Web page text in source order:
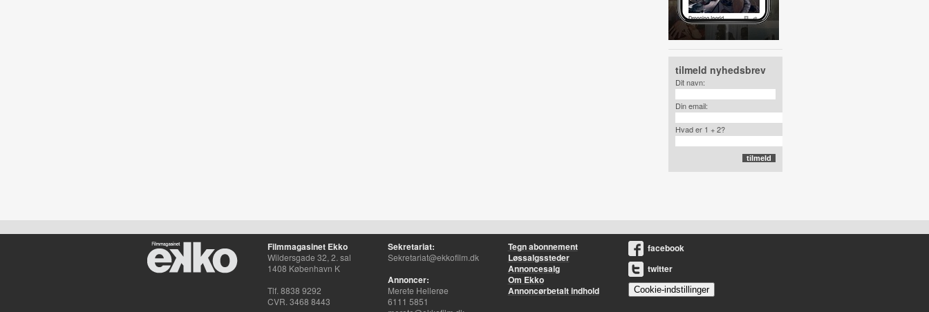
tilmeld nyhedsbrev
Dit navn:
Din email:
Hvad er 1 + 2?
Filmmagasinet Ekko
Wildersgade 32, 2. sal
1408 København K
Tlf. 8838 9292
CVR. 3468 8443
Sekretariat:
Sekretariat@ekkofilm.dk
Annoncer:
Merete Hellerøe
6111 5851
Tegn abonnement
Løssalgssteder
Annoncesalg
Om Ekko
Annoncørbetalt indhold
facebook
twitter
Cookie-indstillinger